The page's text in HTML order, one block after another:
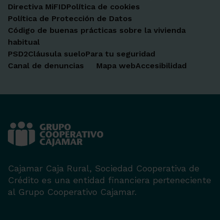
Directiva MiFIDPolítica de cookies
Política de Protección de Datos
Código de buenas prácticas sobre la vivienda
habitual
PSD2Cláusula sueloPara tu seguridad
Canal de denuncias
Mapa webAccesibilidad
Cajamar Caja Rural, Sociedad Cooperativa de
Crédito es una entidad financiera perteneciente
al Grupo Cooperativo Cajamar.